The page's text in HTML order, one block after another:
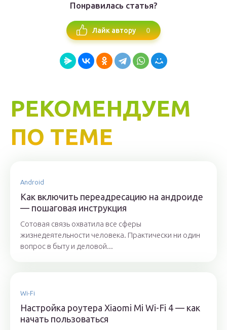
Понравилась статья?
Лайк автору 0
РЕКОМЕНДУЕМ
ПО ТЕМЕ
Android
Как включить переадресацию на андроиде
— пошаговая инструкция
Сотовая связь охватила все сферы
жизнедеятельности человека. Практически ни один
вопрос в быту и деловой...
Wi-Fi
Настройка роутера Xiaomi Mi Wi-Fi 4 — как
начать пользоваться